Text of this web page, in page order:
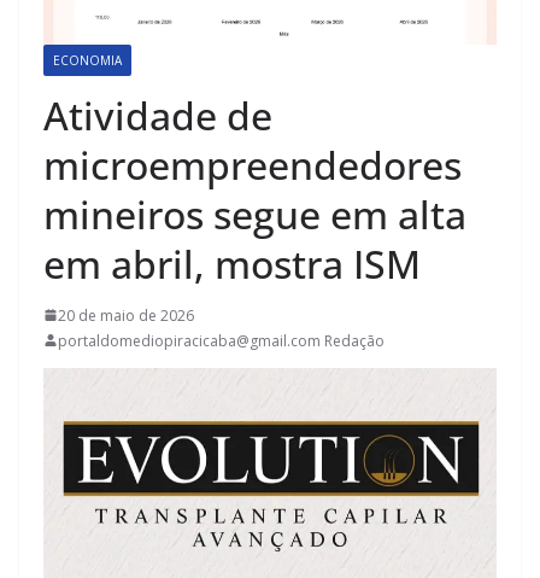
ECONOMIA
Atividade de
microempreendedores
mineiros segue em alta
em abril, mostra ISM
20 de maio de 2026
portaldomediopiracicaba@gmail.com Redação